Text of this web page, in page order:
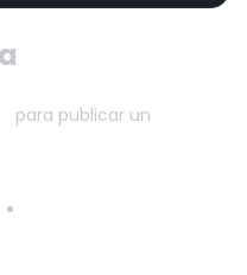
para publicar un